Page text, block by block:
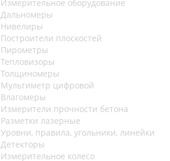
Измерительное оборудование
Дальномеры
Нивелиры
Построители плоскостей
Пирометры
Тепловизоры
Толщиномеры
Мультиметр цифровой
Влагомеры
Измерители прочности бетона
Разметки лазерные
Уровни, правила, угольники, линейки
Детекторы
Измерительное колесо